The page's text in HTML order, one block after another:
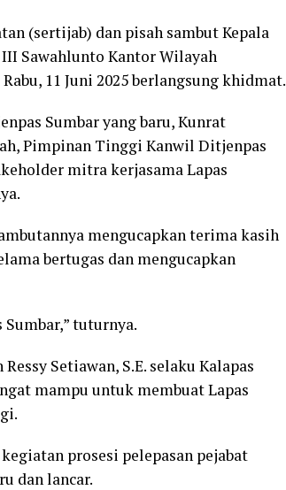
(sertijab) dan pisah sambut Kepala
Sawahlunto Kantor Wilayah
11 Juni 2025 berlangsung khidmat.
Sumbar yang baru, Kunrat
Pimpinan Tinggi Kanwil Ditjenpas
mitra kerjasama Lapas
mengucapkan terima kasih
bertugas dan mengucapkan
tuturnya.
Setiawan, S.E. selaku Kalapas
mampu untuk membuat Lapas
prosesi pelepasan pejabat
dan lancar.